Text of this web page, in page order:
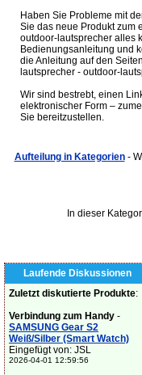
Haben Sie Probleme mit
Sie das neue Produkt zum
outdoor-lautsprecher alles
Bedienungsanleitung und
die Anleitung auf den
lautsprecher - outdoor-
Wir sind bestrebt, einen
elektronischer Form –
Sie bereitzustellen.
Aufteilung in Kategorien -
In dieser
Laufende Diskussionen
Zuletzt diskutierte Produkte:
Verbindung zum Handy -
SAMSUNG Gear S2
Weiß/Silber (Smart Watch)
Eingefügt von: JSL
2026-04-01 12:59:56